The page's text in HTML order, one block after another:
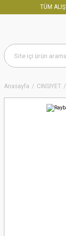
TÜM
Anasayfa CİNSİYET